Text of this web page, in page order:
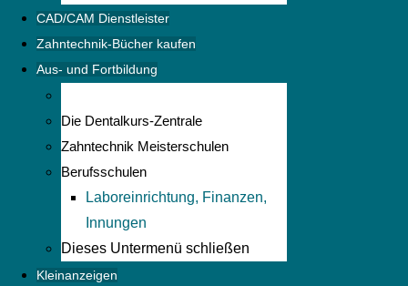
CAD/CAM Dienstleister
Zahntechnik-Bücher kaufen
Aus- und Fortbildung
Die Dentalkurs-Zentrale
Zahntechnik Meisterschulen
Berufsschulen
Laboreinrichtung, Finanzen,
Innungen
Dieses Untermenü schließen
Kleinanzeigen